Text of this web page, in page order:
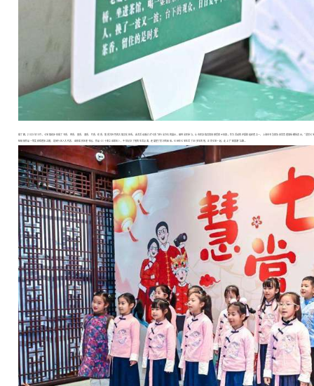
据了解，2023年10月，七宝镇初步形成了书香、茶香、墨香、酒香、竹香、花香、馐香为特色的古镇文化体系。此次活动通过对“七香”进行全方位的展示，做到全民参与，让市民身临其境地感受家乡风韵。作为活动的评委和组织者之一，上海市书法家协会常务理事杨耀扬表示，“慧赏七
短视频作品一等奖获得者张之健，是闵行区人大代表、退休居民区老书记。作品《三十而立话家风》，不仅记录了他的生活点滴，还展望了美好的未来。已经在七宝生活了30多年的他，正同七宝一起，走上了“新国潮”之路。